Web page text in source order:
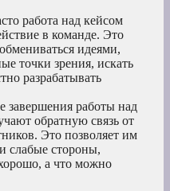
работа над кейсом
в команде. Это
идеями,
точки зрения, искать
разрабатывать
завершения работы над
обратную связь от
Это позволяет им
слабые стороны,
а что можно